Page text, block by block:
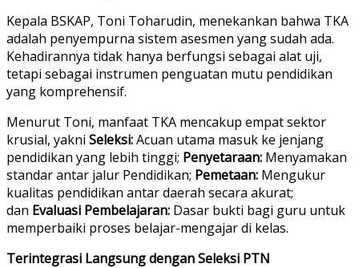
Kepala BSKAP, Toni Toharudin, menekankan bahwa TKA
adalah penyempurna sistem asesmen yang sudah ada.
Kehadirannya tidak hanya berfungsi sebagai alat uji,
tetapi sebagai instrumen penguatan mutu pendidikan
yang komprehensif.
Menurut Toni, manfaat TKA mencakup empat sektor
krusial, yakni Seleksi:Acuan utama masuk ke jenjang
pendidikan yang lebih tinggi; Penyetaraan: Menyamakan
standar antar jalur Pendidikan; Pemetaan: Mengukur
kualitas pendidikan antar daerah secara akurat;
dan Evaluasi Pembelajaran: Dasar bukti bagi guru untuk
memperbaiki proses belajar-mengajar di kelas.
Terintegrasi Langsung dengan Seleksi PTN